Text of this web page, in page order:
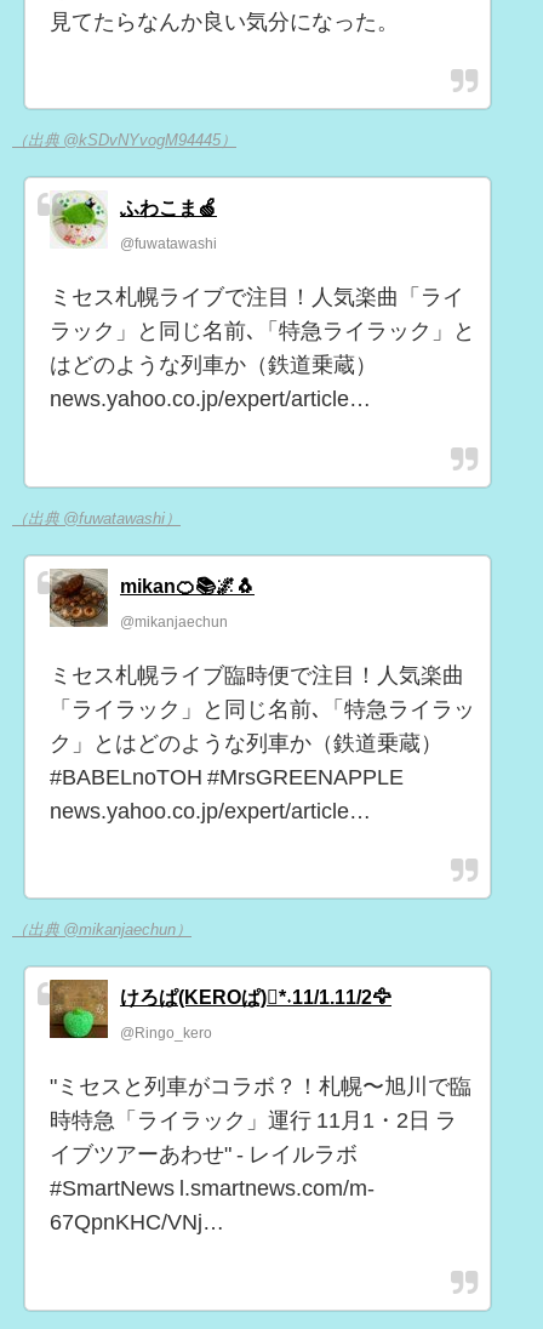
見てたらなんか良い気分になった。
（出典 @kSDvNYvogM94445）
ふわこま🍏
@fuwatawashi
ミセス札幌ライブで注目！人気楽曲「ライ
ラック」と同じ名前､「特急ライラック」と
はどのような列車か（鉄道乗蔵）
news.yahoo.co.jp/expert/article…
（出典 @fuwatawashi）
mikan🍊📚🌌🐧
@mikanjaechun
ミセス札幌ライブ臨時便で注目！人気楽曲
「ライラック」と同じ名前､「特急ライラッ
ク」とはどのような列車か（鉄道乗蔵）
#BABELnoTOH #MrsGREENAPPLE
news.yahoo.co.jp/expert/article…
（出典 @mikanjaechun）
けろぱ(KEROぱ)*˖11/1.11/2🦅
@Ringo_kero
"ミセスと列車がコラボ？！札幌〜旭川で臨
時特急「ライラック」運行 11月1・2日 ラ
イブツアーあわせ" - レイルラボ
#SmartNews l.smartnews.com/m-
67QpnKHC/VNj…